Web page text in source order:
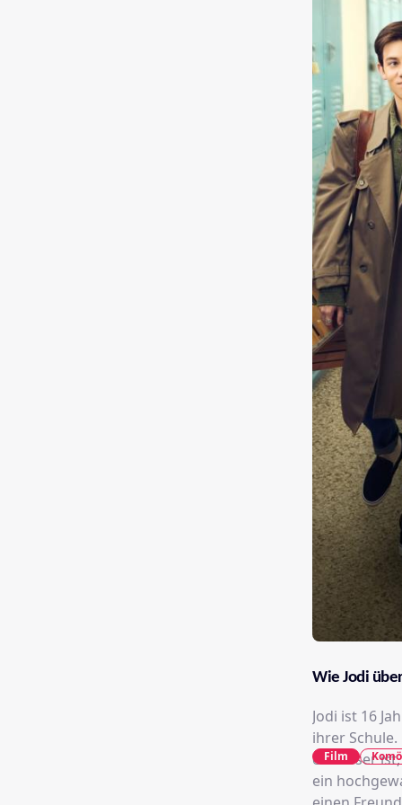
Wie Jodi
Jodi ist 16
ihrer
es besser
ein
Film